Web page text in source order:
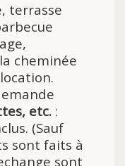
terrasse
cheminée
etc. :
(Sauf
sont faits à
sont